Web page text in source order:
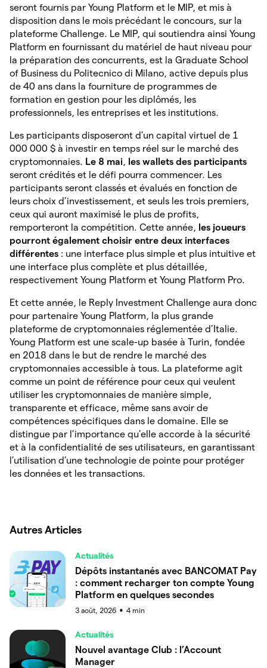
seront fournis par Young Platform et le MIP, et mis à
disposition dans le mois précédant le concours, sur la
plateforme Challenge. Le MIP, qui soutiendra ainsi Young
Platform en fournissant du matériel de haut niveau pour
la préparation des concurrents, est la Graduate School
of Business du Politecnico di Milano, active depuis plus
de 40 ans dans la fourniture de programmes de
formation en gestion pour les diplômés, les
professionnels, les entreprises et les institutions.
Les participants disposeront d’un capital virtuel de 1
000 000 $ à investir en temps réel sur le marché des
cryptomonnaies. Le 8 mai, les wallets des participants
seront crédités et le défi pourra commencer. Les
participants seront classés et évalués en fonction de
leurs choix d’investissement, et seuls les trois premiers,
ceux qui auront maximisé le plus de profits,
remporteront la compétition. Cette année, les joueurs
pourront également choisir entre deux interfaces
différentes : une interface plus simple et plus intuitive et
une interface plus complète et plus détaillée,
respectivement Young Platform et Young Platform Pro.
Et cette année, le Reply Investment Challenge aura donc
pour partenaire Young Platform, la plus grande
plateforme de cryptomonnaies réglementée d’Italie.
Young Platform est une scale-up basée à Turin, fondée
en 2018 dans le but de rendre le marché des
cryptomonnaies accessible à tous. La plateforme agit
comme un point de référence pour ceux qui veulent
utiliser les cryptomonnaies de manière simple,
transparente et efficace, même sans avoir de
compétences spécifiques dans le domaine. Elle se
distingue par l’importance qu’elle accorde à la sécurité
et à la confidentialité de ses utilisateurs, en garantissant
l’utilisation d’une technologie de pointe pour protéger
les données et les transactions.
Autres Articles
Actualités
Dépôts instantanés avec BANCOMAT Pay
: comment recharger ton compte Young
Platform en quelques secondes
3 août, 2026 ● 4 min
Actualités
Nouvel avantage Club : l’Account
Manager